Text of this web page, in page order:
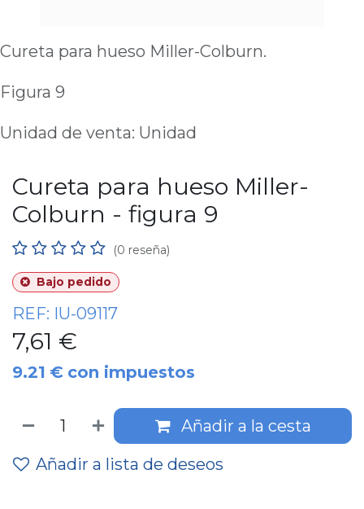
Cureta para hueso Miller-Colburn.
Figura 9
Unidad de venta: Unidad
Cureta para hueso Miller-
Colburn - figura 9
(0 reseña)
Bajo pedido
REF: IU-09117
7,61 €
9.21 € con impuestos
Añadir a la cesta
Añadir a lista de deseos